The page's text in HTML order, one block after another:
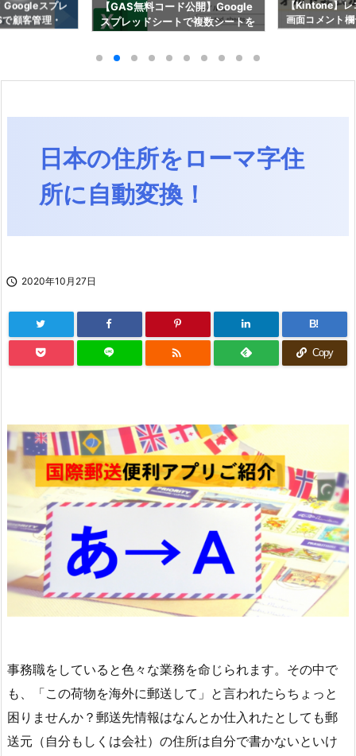
Googleスプレ
顧客管理・
【GAS無料コード公開】Google
スプレッドシートで複数シートを
【Kintone】レ
画面コメント
日本の住所をローマ字住
所に自動変換！
 2020年10月27日
B!
 Copy
事務職をしていると色々な業務を命じられます。その中で
も、「この荷物を海外に郵送して」と言われたらちょっと
困りませんか？郵送先情報はなんとか仕入れたとしても郵
送元（自分もしくは会社）の住所は自分で書かないといけ